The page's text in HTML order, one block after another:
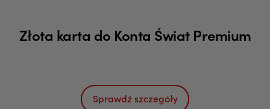
Złota karta do Konta Świat Premium
Sprawdź szczegóły